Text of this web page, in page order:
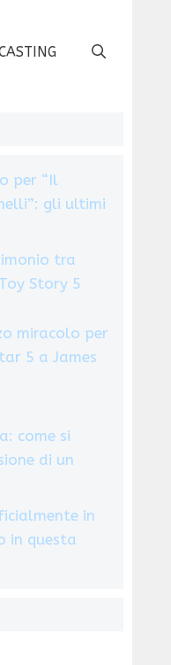
per “Il
gli ultimi
tra
Story 5
miracolo per
5 a James
come si
di un
in
in questa